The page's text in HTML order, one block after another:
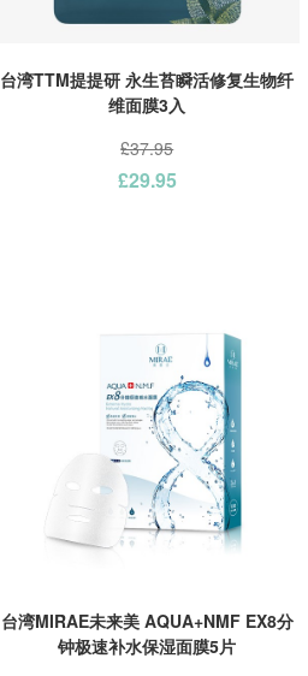
台湾TTM提提研 永生苔瞬活修复生物纤
维面膜3入
£37.95
£29.95
台湾MIRAE未来美 AQUA+NMF EX8分
钟极速补水保湿面膜5片